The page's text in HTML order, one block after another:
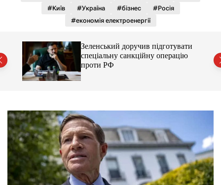
у
о
л
ь
г
е
ж
и
м
у
#Київ
#Україна #бізнес
#Росія
#економія електроенергії
Зеленський доручив підготувати
спеціальну санкційну операцію
проти РФ